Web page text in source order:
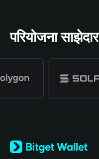
परियोजना साझेदार